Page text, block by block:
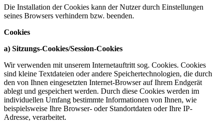
Die Installation der Cookies kann der Nutzer durch Einstellungen
seines Browsers verhindern bzw. beenden.
Cookies
a) Sitzungs-Cookies/Session-Cookies
Wir verwenden mit unserem Internetauftritt sog. Cookies. Cookies
sind kleine Textdateien oder andere Speichertechnologien, die durch
den von Ihnen eingesetzten Internet-Browser auf Ihrem Endgerät
ablegt und gespeichert werden. Durch diese Cookies werden im
individuellen Umfang bestimmte Informationen von Ihnen, wie
beispielsweise Ihre Browser- oder Standortdaten oder Ihre IP-
Adresse, verarbeitet.